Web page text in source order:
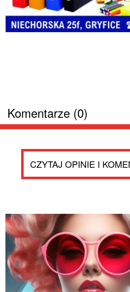
Komentarze (0)
CZYTAJ OPINIE I